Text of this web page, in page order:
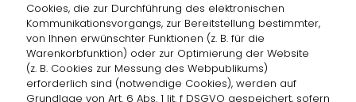
Cookies, die zur Durchführung des elektronischen
Kommunikationsvorgangs, zur Bereitstellung bestimmter,
von Ihnen erwünschter Funktionen (z. B. für die
Warenkorbfunktion) oder zur Optimierung der Website
(z. B. Cookies zur Messung des Webpublikums)
erforderlich sind (notwendige Cookies), werden auf
Grundlage von Art. 6 Abs. 1 lit. f DSGVO gespeichert, sofern